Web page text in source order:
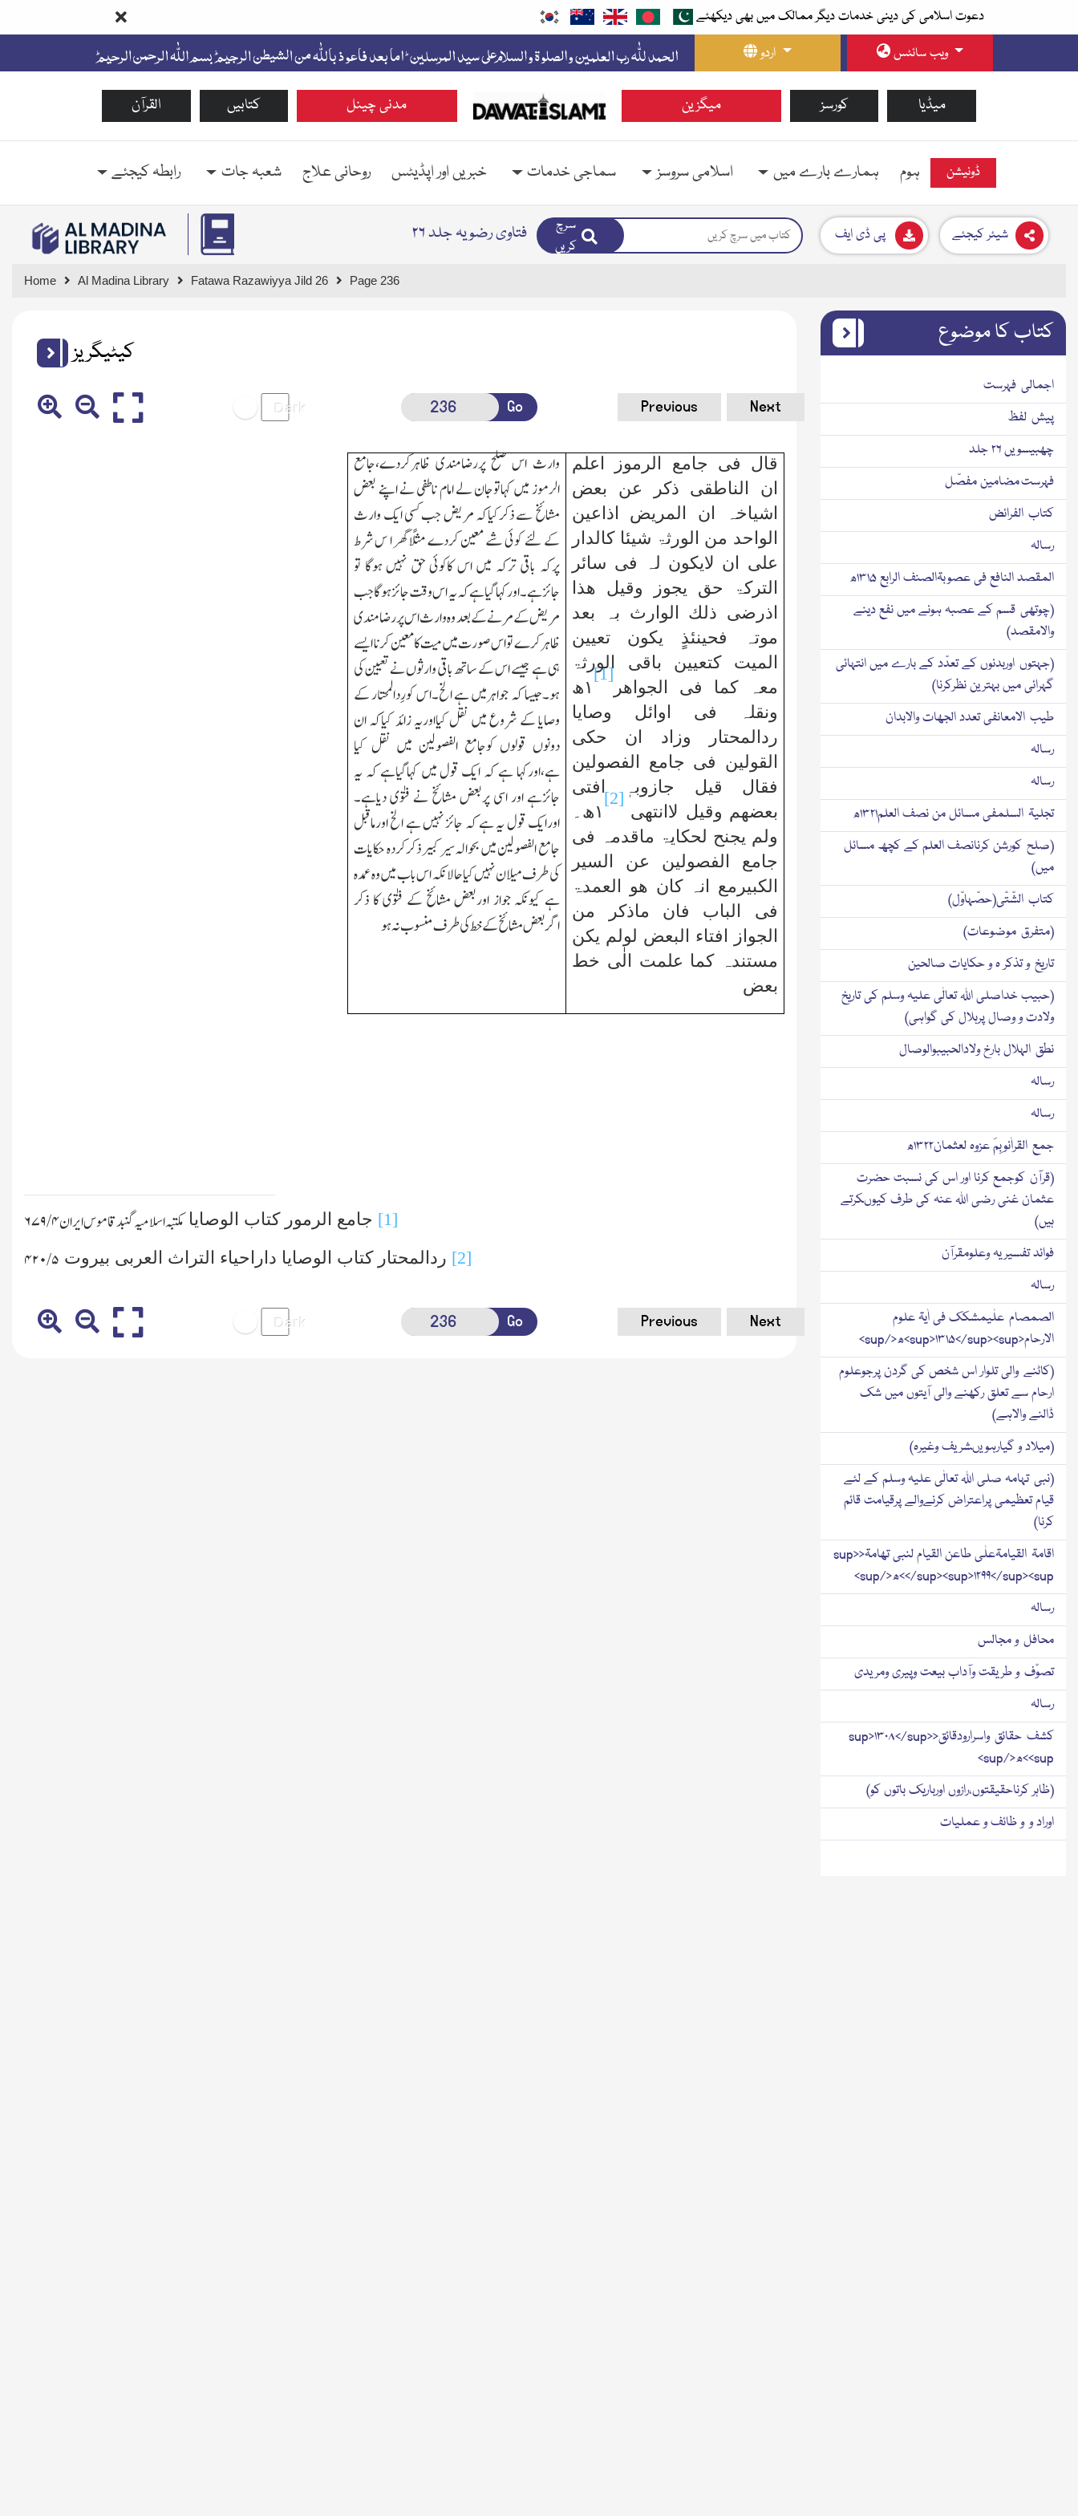
دعوت اسلامی کی دینی خدمات دیگر ممالک میں بھی دیکھئے
اردو
ویب سائٹس
القرآن کتابیں مدنی چینل میگزین کورسز میڈیا
ہوم ہمارے بارے میں اسلامی سروسز سماجی خدمات خبریں اور اپڈیٹس روحانی علاج شعبہ جات رابطہ کیجئے ڈونیشن
فتاوی رضویہ جلد ۲۶
سرچ
کریں
پی ڈی ایف شیئر کیجئے
Home Al Madina Library Fatawa Razawiyya Jild 26 Page 236
کیٹیگریز
Go Previous Next
قال فی جامع الرموز اعلم
ان الناطقی ذکر عن بعض
اشیاخہ ان المریض اذاعین
الواحد من الورثۃ شیئا کالدار
علی ان لایکون لہ فی سائر
الترکۃ حق یجوز وقیل ھذا
اذرضی ذلك الوارث بہ بعد
موتہ فحینئذٍ یکون تعیین
المیت کتعیین باقی الورثۃ
معہ کما فی الجواھر
[1]
۱ھ
ونقلہ فی اوائل وصایا
ردالمحتار وزاد ان حکی
القولین فی جامع الفصولین
فقال قیل جازوبہٖ افتی
بعضھم وقیل لاانتھی
[2]
۱ھ۔
ولم یجنح لحکایۃ ماقدمہ فی
جامع الفصولین عن السیر
الکبیرمع انہ کان ھو العمدۃ
فی الباب فان ماذکر من
الجواز افتاء البعض لولم یکن
مستندہ کما علمت الٰی خط
بعض
وارث اس صلح پررضامندی ظاہرکردے،جامع
الرموز میں کہاتوجان لے امام ناطفی نے اپنے بعض
مشائخ سے ذکرکیاکہ مریض جب کسی ایك وارث
کے لئے کوئی شے معین کردے مثلًا گھر ا س شرط
پرکہ باقی ترکہ میں اس کاکوئی حق نہیں ہوگا تو
جائزہے۔اور کہاگیا ہے کہ یہ اس وقت جائزہوگا جب
مریض کے مرنے کے بعد وہ وارث اس پررضامندی
ظاہرکرے تواس صورت میں میت کامعین کرنا ایسے
ہی ہے جیسے اس کے ساتھ باقی وارثوں نے تعیین کی
ہو۔جیسا کہ جواہرمیں ہے الخ۔اس کورِدالمحتار کے
وصایا کے شروع میں نقل کیااوریہ زائد کیاکہ ان
دونوں قولوں کوجامع الفصولین میں نقل کیا
ہے،اورکہا ہے کہ ایك قول میں کہاگیاہے کہ یہ
جائزہے اور اسی پربعض مشائخ نے فتوٰی دیاہے۔
اورایك قول یہ ہے کہ جائز نہیں ہے الخ اورماقبل
جامع الفصولین میں بحوالہ سیر کبیر ذکرکردہ حکایات
کی طرف میلان نہیں کیا حالانکہ اس باب میں وہ عمدہ
ہے کیونکہ جواز اوربعض مشائخ کے فتوٰی کا ذکر
اگربعض مشائخ کے خط کی طرف منسوب نہ ہو
[1] جامع الرمور کتاب الوصایامکتبہ اسلامیہ گنبد قاموس ایران ۴ /۶۷۹
[2] ردالمحتار کتاب الوصایا داراحیاء التراث العربی بیروت ۵ /۴۲۰
Go Previous Next
کتاب کا موضوع
اجمالی فہرست
پیش لفظ
چھبیسویں ۲۶ جلد
فہرست مضامین مفصّل
کتاب الفرائض
رسالہ
المقصد النافع فی عصوبۃالصنف الرابع ۱۳۱۵ھ
(چوتھی قسم کے عصبہ ہونے میں نفع دینے
والامقصد)
(جہتوں اوربدنوں کے تعدّد کے بارے میں انتہائی
گہرائی میں بہترین نظرکرنا)
طیب الامعانفی تعدد الجھات والابدان
رسالہ
رسالہ
تجلیۃ السلمفی مسائل من نصف العلم۱۳۲۱ھ
(صلح کورشن کرنانصف العلم کے کچھ مسائل
میں)
کتاب الشّتّی(حصّہاوّل)
(متفرق موضوعات)
تاریخ و تذکر ہ و حکایات صالحین
(حبیب خداصلی اﷲ تعالٰی علیہ وسلم کی تاریخ
ولادت و وصال پرہلال کی گواہی)
نطق الہلال بارخ ولادالحبیبوالوصال
رسالہ
رسالہ
جمع القراٰنوبِمَ عزوہ لعثمان۱۳۲۲ھ
(قرآن کوجمع کرنا اور اس کی نسبت حضرت
عثمان غنی رضی اﷲ عنہ کی طرف کیوںکرتے
ہیں)
فوائد تفسیریہ وعلومقرآن
رسالہ
الصمصام علٰیمشکك فی اٰیۃ علوم
الارحام<sup>۱۳۱۵</sup><sup>ھ</sup>
(کاٹنے والی تلوار اس شخص کی گردن پرجوعلوم
ارحام سے تعلق رکھنے والی آیتوں میں شك
ڈالنے والاہے)
(میلاد و گیارہویںشریف وغیرہ)
(نبی تہامہ صلی اﷲ تعالٰی علیہ وسلم کے لئے
قیام تعظیمی پراعتراض کرنےوالے پرقیامت قائم
کرنا)
اقامۃ القیامۃعلٰی طاعن القیام لنبی تھامۃ<sup>
</sup><sup>۱۲۹۹</sup><sup>ھ</sup>
رسالہ
محافل و مجالس
تصوّف و طریقت وآداب بیعت وپیری ومریدی
رسالہ
کشف حقائق واسرارودقائق<sup>۱۳۰۸</sup>
<sup>ھ</sup>
(ظاہر کرناحقیقتوں،رازوں اورباریك باتوں کو)
اوراد و و ظائف و عملیات